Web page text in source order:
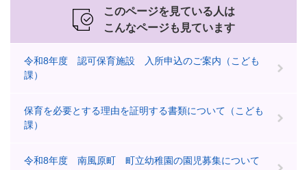
このページを見ている人は
こんなページも見ています
令和8年度 認可保育施設 入所申込のご案内（こども
課）
保育を必要とする理由を証明する書類について（こども
課）
令和8年度 南風原町 町立幼稚園の園児募集について